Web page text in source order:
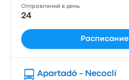
Отправлений в день
24
Расписание
Apartadó - Necoclí